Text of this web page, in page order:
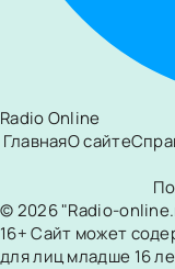
Radio Online
ГлавнаяО сайте
© 2026 "Radio-
16+ Сайт может
для лиц младше 16